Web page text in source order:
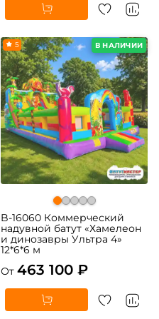
В НАЛИЧИИ
5
B-16060 Коммерческий
надувной батут «Хамелеон
и динозавры Ультра 4»
12*6*6 м
От 463 100 ₽